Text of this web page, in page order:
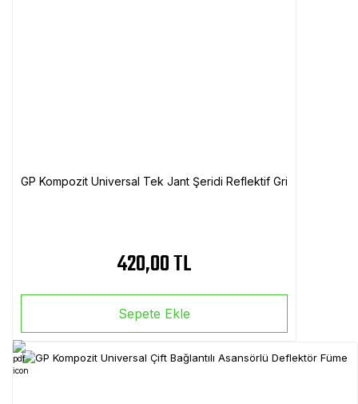
GP Kompozit Universal Tek Jant Şeridi Reflektif Gri
420,00 TL
Sepete Ekle